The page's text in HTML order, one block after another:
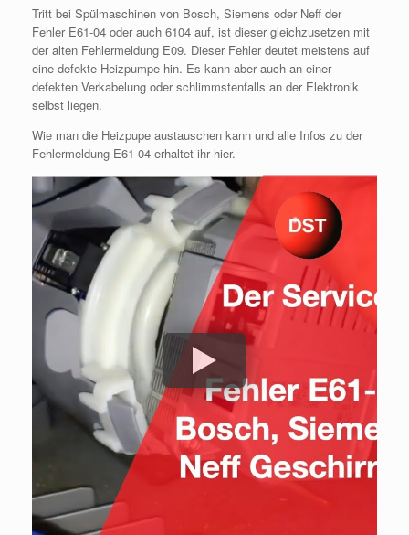
Tritt bei Spülmaschinen von Bosch, Siemens oder Neff der
Fehler E61-04 oder auch 6104 auf, ist dieser gleichzusetzen mit
der alten Fehlermeldung E09. Dieser Fehler deutet meistens auf
eine defekte Heizpumpe hin. Es kann aber auch an einer
defekten Verkabelung oder schlimmstenfalls an der Elektronik
selbst liegen.
Wie man die Heizpupe austauschen kann und alle Infos zu der
Fehlermeldung E61-04 erhaltet ihr hier.